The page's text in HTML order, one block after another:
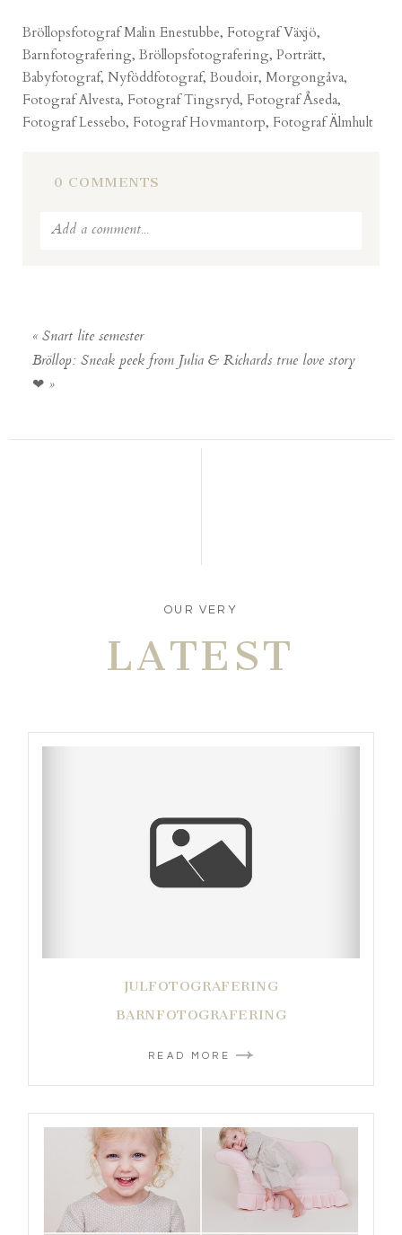
Bröllopsfotograf Malin Enestubbe, Fotograf Växjö,
Barnfotografering, Bröllopsfotografering, Porträtt,
Babyfotograf, Nyföddfotograf, Boudoir, Morgongåva,
Fotograf Alvesta, Fotograf Tingsryd, Fotograf Åseda,
Fotograf Lessebo, Fotograf Hovmantorp, Fotograf Älmhult
0 COMMENTS
Add a comment...
« Snart lite semester
Bröllop: Sneak peek from Julia & Richards true love story
❤ »
OUR VERY
LATEST
JULFOTOGRAFERING
BARNFOTOGRAFERING
READ MORE